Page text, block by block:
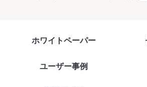
ホワイトペーパー
ユーザー事例